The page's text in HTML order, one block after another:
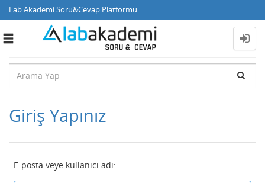
Lab Akademi Soru&Cevap Platformu
Toggle
Giriş Yapınız
E-posta veye kullanıcı adı: